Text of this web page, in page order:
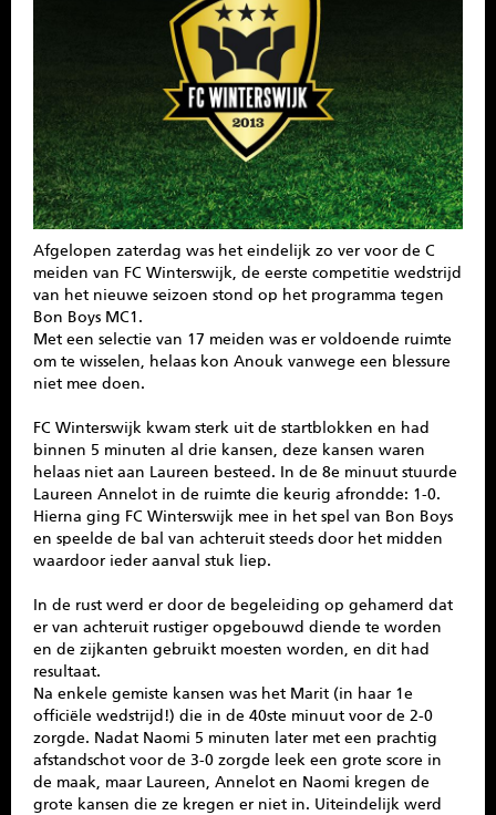
Afgelopen zaterdag was het eindelijk zo ver voor de C
meiden van FC Winterswijk, de eerste competitie wedstrijd
van het nieuwe seizoen stond op het programma tegen
Bon Boys MC1.
Met een selectie van 17 meiden was er voldoende ruimte
om te wisselen, helaas kon Anouk vanwege een blessure
niet mee doen.
FC Winterswijk kwam sterk uit de startblokken en had
binnen 5 minuten al drie kansen, deze kansen waren
helaas niet aan Laureen besteed. In de 8e minuut stuurde
Laureen Annelot in de ruimte die keurig afrondde: 1-0.
Hierna ging FC Winterswijk mee in het spel van Bon Boys
en speelde de bal van achteruit steeds door het midden
waardoor ieder aanval stuk liep.
In de rust werd er door de begeleiding op gehamerd dat
er van achteruit rustiger opgebouwd diende te worden
en de zijkanten gebruikt moesten worden, en dit had
resultaat.
Na enkele gemiste kansen was het Marit (in haar 1e
officiële wedstrijd!) die in de 40ste minuut voor de 2-0
zorgde. Nadat Naomi 5 minuten later met een prachtig
afstandschot voor de 3-0 zorgde leek een grote score in
de maak, maar Laureen, Annelot en Naomi kregen de
grote kansen die ze kregen er niet in. Uiteindelijk werd